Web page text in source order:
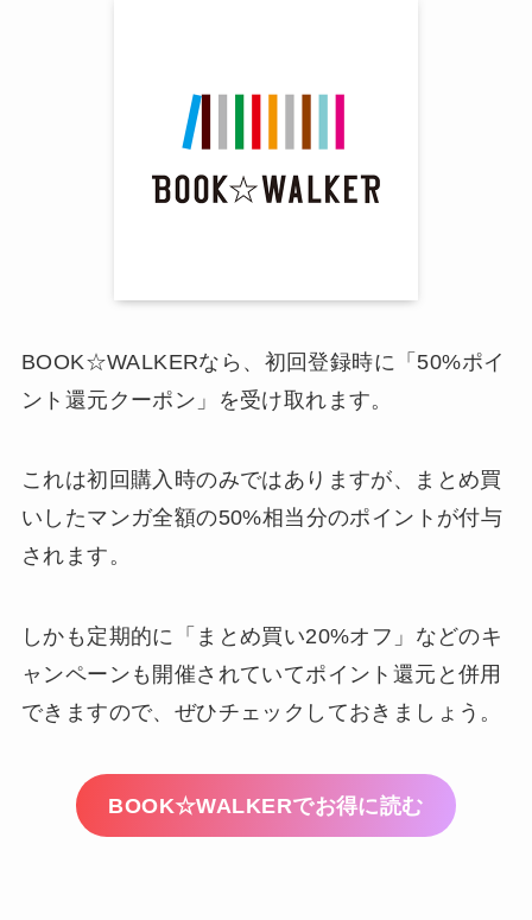
BOOK☆WALKERなら、初回登録時に「50%ポイ
ント還元クーポン」を受け取れます。
これは初回購入時のみではありますが、まとめ買
いしたマンガ全額の50%相当分のポイントが付与
されます。
しかも定期的に「まとめ買い20%オフ」などのキ
ャンペーンも開催されていてポイント還元と併用
できますので、ぜひチェックしておきましょう。
BOOK☆WALKERでお得に読む